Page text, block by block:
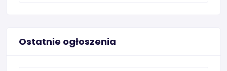
Ostatnie ogłoszenia